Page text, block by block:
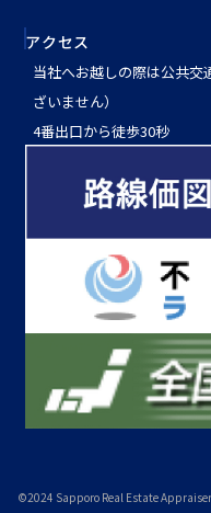
アクセス
当社へお越しの際は公共
ざいません）
4番出口から徒歩30秒
©2024 Sapporo Real Estate